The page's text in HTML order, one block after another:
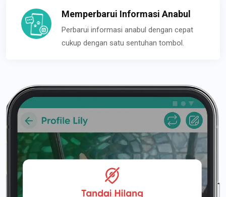
Memperbarui Informasi Anabul
Perbarui informasi anabul dengan cepat
cukup dengan satu sentuhan tombol.